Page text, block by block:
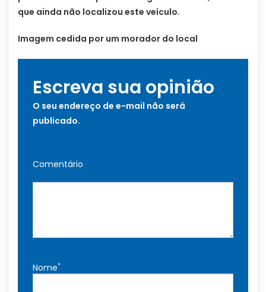
que ainda não localizou este veículo.
Imagem cedida por um morador do local
Escreva sua opinião
O seu endereço de e-mail não será
publicado.
Comentário
Nome*